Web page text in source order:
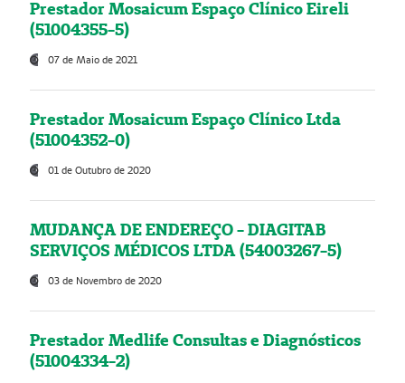
Prestador Mosaicum Espaço Clínico Eireli
(51004355-5)
07 de Maio de 2021
Prestador Mosaicum Espaço Clínico Ltda
(51004352-0)
01 de Outubro de 2020
MUDANÇA DE ENDEREÇO - DIAGITAB
SERVIÇOS MÉDICOS LTDA (54003267-5)
03 de Novembro de 2020
Prestador Medlife Consultas e Diagnósticos
(51004334-2)